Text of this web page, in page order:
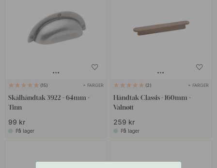
15 + FARGER
Skålhåndtak 3922 - 64mm -
Tinn
99 kr
På lager
2 + FARGER
Håndtak Classis - 160mm -
Valnøtt
259 kr
På lager